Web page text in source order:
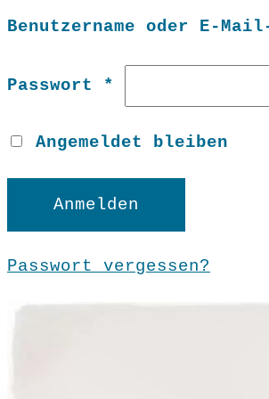
Benutzername oder E-
Passwort *
Angemeldet bleiben
Anmelden
Passwort vergessen?